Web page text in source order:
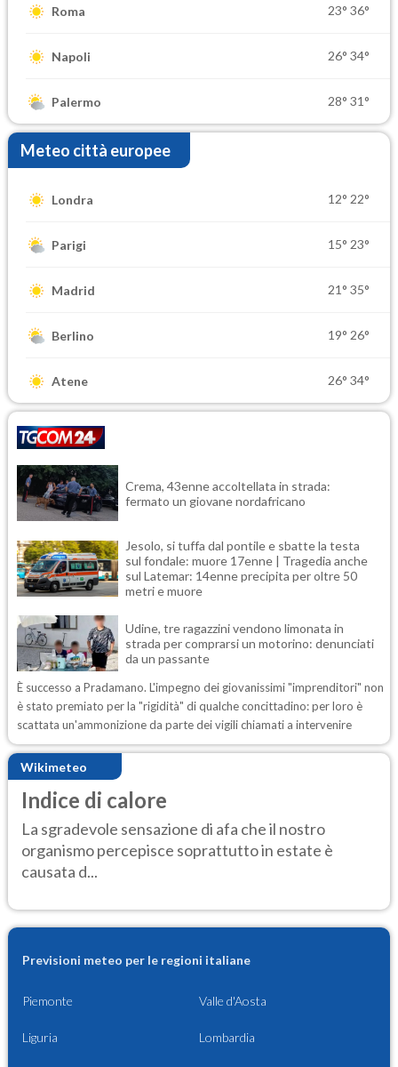
Roma 23° 36°
Napoli 26° 34°
Palermo 28° 31°
Meteo città europee
Londra 12° 22°
Parigi 15° 23°
Madrid 21° 35°
Berlino 19° 26°
Atene 26° 34°
Crema, 43enne accoltellata in strada:
fermato un giovane nordafricano
Jesolo, si tuffa dal pontile e sbatte la testa
sul fondale: muore 17enne | Tragedia anche
sul Latemar: 14enne precipita per oltre 50
metri e muore
Udine, tre ragazzini vendono limonata in
strada per comprarsi un motorino: denunciati
da un passante
È successo a Pradamano. L'impegno dei giovanissimi "imprenditori" non
è stato premiato per la "rigidità" di qualche concittadino: per loro è
scattata un'ammonizione da parte dei vigili chiamati a intervenire
Wikimeteo
Indice di calore
La sgradevole sensazione di afa che il nostro
organismo percepisce soprattutto in estate è
causata d...
Previsioni meteo per le regioni italiane
Piemonte Valle d'Aosta
Liguria Lombardia